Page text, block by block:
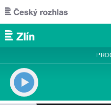
Přejít k hlavnímu obsahu